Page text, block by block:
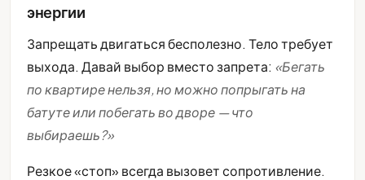
энергии
Запрещать двигаться бесполезно. Тело требует
выхода. Давай выбор вместо запрета: «Бегать
по квартире нельзя, но можно попрыгать на
батуте или побегать во дворе — что
выбираешь?»
Резкое «стоп» всегда вызовет сопротивление.